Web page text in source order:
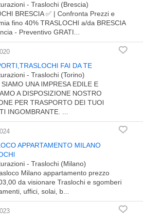
- Traslochi (Brescia)
BRESCIA ✅ | Confronta Prezzi e
fino 40% TRASLOCHI a/da BRESCIA
- Preventivo GRATI...
FAI DA TE
- Traslochi (Torino)
SIAMO UNA IMPRESA EDILE E
A DISPOSIZIONE NOSTRO
PER TRASPORTO DEI TUOI
INGOMBRANTE. ...
APPARTAMENTO MILANO
- Traslochi (Milano)
Milano appartamento prezzo
da visionare Traslochi e sgomberi
uffici, solai, b...